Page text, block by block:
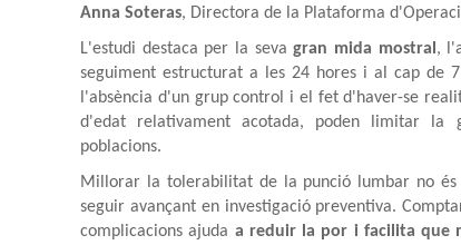
Anna Soteras, Directora de la Plataforma
L'estudi destaca per la sevagran mida mostral ,
seguiment estructurat a les 24 hores i al cap de
l'absència d'un grup control i el fet d'haver-se
d'edat relativament acotada, poden limitar la
poblacions.
Millorar la tolerabilitat de la punció lumbar no
seguir avançant en investigació preventiva.
complicacions ajuda a reduir la por i facilita que